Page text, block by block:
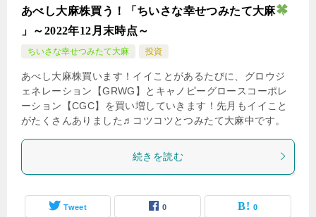
あべし大麻株買う！「ちいさな幸せつみたて大麻
」～2022年12月末時点～
ちいさな幸せつみたて大麻 投資
あべし大麻株買います！イイことがあるたびに、グロウジ
ェネレーション【GRWG】とキャノピーグロースコーポレ
ーション【CGC】を買い増していきます！先月もイイこと
がたくさんありました♬コツコツとつみたて大麻中です。
続きを読む
Tweet 0 0